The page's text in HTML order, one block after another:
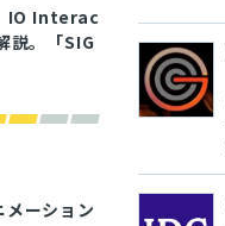
IO Interac
説。「SIG
ーション